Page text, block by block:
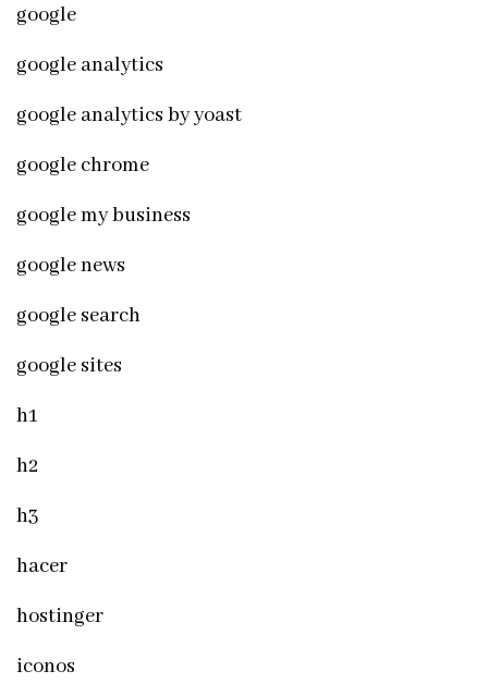
google
google analytics
google analytics by yoast
google chrome
google my business
google news
google search
google sites
h1
h2
h3
hacer
hostinger
iconos